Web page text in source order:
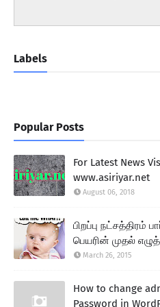
Labels
Popular Posts
For Latest News
www.asiriyar.net
August 06, 2018
பிறப்பு நட்சத்திரம்
பெயரின் முதல்
March 26, 2015
How to change
Password in